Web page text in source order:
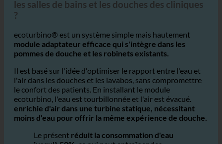
Comment ecoturbino® fonctionne-t-il dans
?
ecoturbino® est un système simple mais hautement
pommes de douche et les robinets existants.
Il est basé sur l'idée d'optimiser le rapport entre l'eau et
l'air dans les douches et les lavabos, sans compromettre
le confort des patients. En installant le module
ecoturbino, l'eau est tourbillonnée et l'air est évacué.
moins d'eau pour offrir la même expérience de douche.